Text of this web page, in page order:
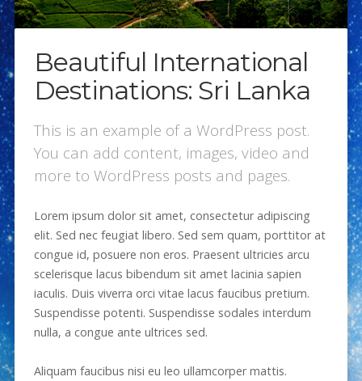
Beautiful International
Destinations: Sri Lanka
This is an example of a WordPress post.
You can add content, images, video and
more to WordPress posts and pages.
Lorem ipsum dolor sit amet, consectetur adipiscing
elit. Sed nec feugiat libero. Sed sem quam, porttitor at
congue id, posuere non eros. Praesent ultricies arcu
scelerisque lacus bibendum sit amet lacinia sapien
iaculis. Duis viverra orci vitae lacus faucibus pretium.
Suspendisse potenti. Suspendisse sodales interdum
nulla, a congue ante ultrices sed.
Aliquam faucibus nisi eu leo ullamcorper mattis.